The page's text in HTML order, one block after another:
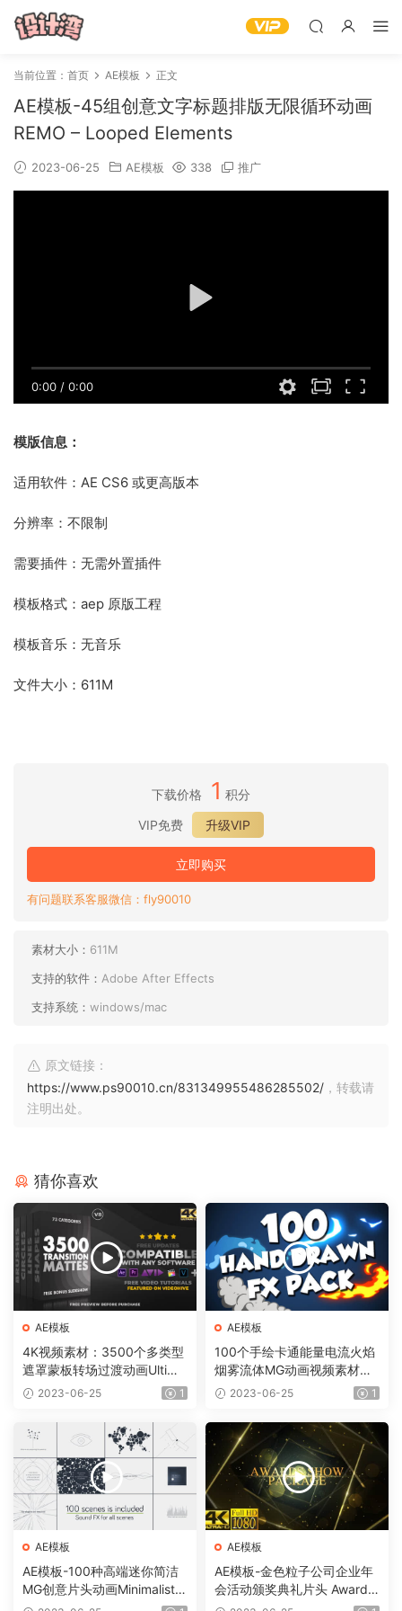
当前位置： 首页 AE模板 正文
AE模板-45组创意文字标题排版无限循环动画
REMO – Looped Elements
2023-06-25 AE模板 338 推广
0:00 / 0:00
模版信息：
适用软件：AE CS6 或更高版本
分辨率：不限制
需要插件：无需外置插件
模板格式：aep 原版工程
模板音乐：无音乐
文件大小：611M
下载价格 1 积分
VIP免费
升级VIP
立即购买
有问题联系客服微信：fly90010
素材大小： 611M
支持的软件： Adobe After Effects
支持系统： windows/mac
原文链接：
https://www.ps90010.cn/831349955486285502/ ，转载请
注明出处。
猜你喜欢
AE模板
4K视频素材：3500个多类型
遮罩蒙板转场过渡动画Ultima
te Transition Mattes Pack v
2023-06-25 1
AE模板
100个手绘卡通能量电流火焰
烟雾流体MG动画视频素材
（含AE模板工程）有透明通
2023-06-25 1
AE模板
AE模板-100种高端迷你简洁
MG创意片头动画Minimalistic
Presentation Pack
AE模板
AE模板-金色粒子公司企业年
会活动颁奖典礼片头 Awards
Show Pack